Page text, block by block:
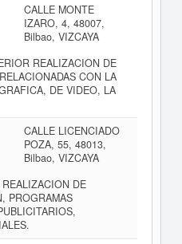
CALLE MONTE
IZARO, 4, 48007,
Bilbao, VIZCAYA
REALIZACION DE
CON LA
DE VIDEO, LA
CALLE LICENCIADO
POZA, 55, 48013,
Bilbao, VIZCAYA
DE
PROGRAMAS